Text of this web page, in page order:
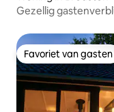
Gezellig
Favoriet van gasten
Favoriet van gasten